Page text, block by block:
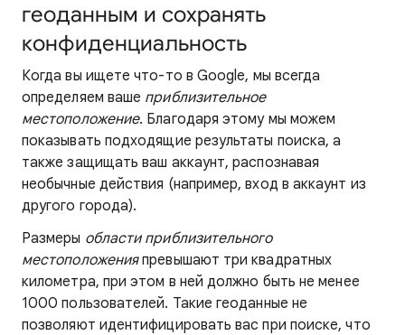
геоданным и сохранять
конфиденциальность
Когда вы ищете что-то в Google, мы всегда
определяем ваше приблизительное
местоположение. Благодаря этому мы можем
показывать подходящие результаты поиска, а
также защищать ваш аккаунт, распознавая
необычные действия (например, вход в аккаунт из
другого города).
Размеры области приблизительного
местоположенияпревышают три квадратных
километра, при этом в ней должно быть не менее
1000 пользователей. Такие геоданные не
позволяют идентифицировать вас при поиске, что